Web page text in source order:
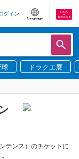
グイン
Language
球 ドラクエ展
テンス）のチケットに